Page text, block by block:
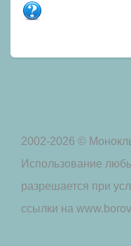
2002-2026 ©
Использование
разрешается при
ссылки на